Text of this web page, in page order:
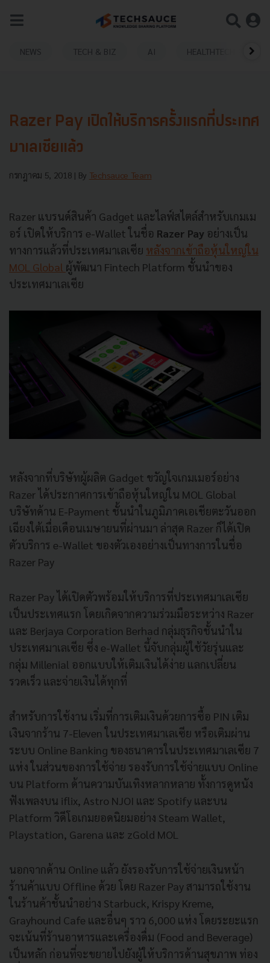
NEWS TECH & BIZ AI HEALTHTECH
Razer Pay เปิดให้บริการครั้งแรกที่ประเทศ
มาเลเซียแล้ว
กรกฎาคม 5, 2018 | By Techsauce Team
Razer แบรนด์สินค้า Gadget และไลฟ์สไตล์สำหรับเกมเม
อร์ เปิดให้บริการ e-Wallet ในชื่อ Razer Pay อย่างเป็น
ทางการแล้วที่ประเทศมาเลเซีย หลังจากเข้าถือหุ้นใหญ่ใน
MOL Global ผู้พัฒนา Fintech Platform ชั้นนำของ
ประเทศมาเลเซีย
หลังจากที่บริษัทผู้ผลิต Gadget ขวัญใจเกมเมอร์อย่าง
Razerได้ประกาศการเข้าถือหุ้นใหญ่ใน MOL Global
บริษัทด้าน E-Payment ชั้นนำในภูมิภาคเอเชียตะวันออก
เฉียงใต้เมื่อเดือนเมษายนที่ผ่านมา ล่าสุด Razer ก็ได้เปิด
ตัวบริการ e-Wallet ของตัวเองอย่างเป็นทางการในชื่อ
Razer Pay
Razer Payได้เปิดตัวพร้อมให้บริการที่ประเทศมาเลเซีย
เป็นประเทศแรก โดยเกิดจากความร่วมมือระหว่าง Razer
และ Berjaya Corporation Berhad กลุ่มธุรกิจชั้นนำใน
ประเทศมาเลเซีย ซึ่ง e-Wallet นี้จับกลุ่มผู้ใช้วัยรุ่นและ
กลุ่ม Millenial ออกแบบให้เติมเงินได้ง่าย แลกเปลี่ยน
รวดเร็ว และจ่ายเงินได้ทุกที่
สำหรับการใช้งาน เริ่มที่การเติมเงินด้วยการซื้อ PIN เติม
เงินจากร้าน 7-Elevenในประเทศมาเลเซีย หรือเติมผ่าน
ระบบ Online Banking ของธนาคารในประเทศมาเลเซีย 7
แห่ง ในส่วนของการใช้จ่าย รองรับการใช้จ่ายแบบ Online
บน Platform ด้านความบันเทิงหลากหลาย ทั้งการดูหนัง
ฟังเพลงบน iflix, Astro NJOI และ Spotify และบน
Platform วิดีโอเกมยอดนิยมอย่าง Steam Wallet,
Playstation, Garena และ zGold MOL
นอกจากด้าน Online แล้ว ยังรองรับการใช้จ่ายเงินหน้า
ร้านค้าแบบ Offline ด้วย โดย Razer Pay สามารถใช้งาน
ในร้านค้าชั้นนำอย่าง Starbuck, Krispy Kreme,
Grayhound Cafe และอื่นๆ ราว 6,000 แห่ง โดยระยะแรก
จะเน้นที่ร้านอาหารและเครื่องดื่ม (Food and Beverage)
เป็นหลัก ก่อนที่จะขยายไปยังผู้ให้บริการด้านสุขภาพ ท่อง